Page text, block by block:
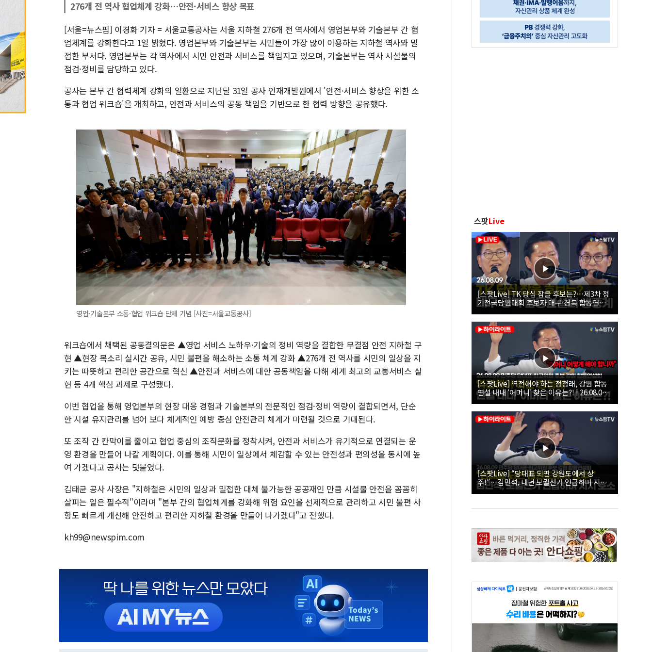
276개 전 역사 협업체계 강화…안전·서비스 향상 목표
[서울=뉴스핌] 이경화 기자 = 서울교통공사는 서울 지하철 276개 전 역사에서 영업본부와 기술본부 간 협
업체계를 강화한다고 1일 밝혔다. 영업본부와 기술본부는 시민들이 가장 많이 이용하는 지하철 역사와 밀
접한 부서다. 영업본부는 각 역사에서 시민 안전과 서비스를 책임지고 있으며, 기술본부는 역사 시설물의
점검·정비를 담당하고 있다.
공사는 본부 간 협력체계 강화의 일환으로 지난달 31일 공사 인재개발원에서 '안전·서비스 향상을 위한 소
통과 협업 워크숍'을 개최하고, 안전과 서비스의 공동 책임을 기반으로 한 협력 방향을 공유했다.
영업·기술본부 소통·협업 워크숍 단체 기념 [사진=서울교통공사]
워크숍에서 채택된 공동결의문은 ▲영업 서비스 노하우·기술의 정비 역량을 결합한 무결점 안전 지하철 구
현 ▲현장 목소리 실시간 공유, 시민 불편을 해소하는 소통 체계 강화 ▲276개 전 역사를 시민의 일상을 지
키는 따뜻하고 편리한 공간으로 혁신 ▲안전과 서비스에 대한 공동책임을 다해 세계 최고의 교통서비스 실
현 등 4개 핵심 과제로 구성됐다.
이번 협업을 통해 영업본부의 현장 대응 경험과 기술본부의 전문적인 점검·정비 역량이 결합되면서, 단순
한 시설 유지관리를 넘어 보다 체계적인 예방 중심 안전관리 체계가 마련될 것으로 기대된다.
또 조직 간 칸막이를 줄이고 협업 중심의 조직문화를 정착시켜, 안전과 서비스가 유기적으로 연결되는 운
영 환경을 만들어 나갈 계획이다. 이를 통해 시민이 일상에서 체감할 수 있는 안전성과 편의성을 동시에 높
여 가겠다고 공사는 덧붙였다.
김태균 공사 사장은 "지하철은 시민의 일상과 밀접한 대체 불가능한 공공재인 만큼 시설물 안전을 꼼꼼히
살피는 일은 필수적"이라며 "본부 간의 협업체계를 강화해 위험 요인을 선제적으로 관리하고 시민 불편 사
항도 빠르게 개선해 안전하고 편리한 지하철 환경을 만들어 나가겠다"고 전했다.
kh99@newspim.com
스팟Live
[스팟Live] TK 당심 잡을 후보는?…제3차 정
기전국당원대회 후보자 대구·경북 합동연설
회 생중계 | 26.08.09
[스팟Live] 역전해야 하는 정청래, 강원 합동
연설 내내 ‘어머니’ 찾은 이유는?! | 26.08.09
더불어민주당 당대표·최고위원 후보 강원 합
동연설회
[스팟Live] “당대표 되면 강원도에서 상
주!”…김민석, 내년 보궐선거 언급하며 지지
호소 | 26.08.09 더불어민주당 당대표·최고위